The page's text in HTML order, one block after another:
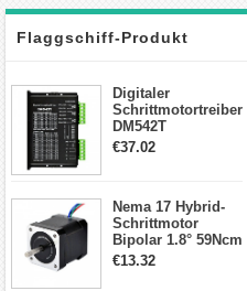
Flaggschiff-Produkt
Digitaler
Schrittmotortreiber
DM542T
Schrittmotor
Schrittmotor
€37.02
Nema 17 Hybrid-
Schrittmotor
Bipolar 1.8° 59Ncm
2A 4 Drähte mit 1m
€13.32